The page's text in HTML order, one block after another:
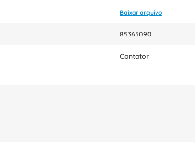
Baixar arquivo
85365090
Contator